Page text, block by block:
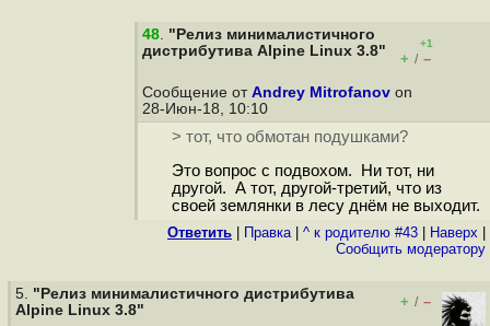
48. "Релиз минималистичного
дистрибутива Alpine Linux 3.8"
+1
+ / –
Сообщение от Andrey Mitrofanov on
28-Июн-18, 10:10
> тот, что обмотан подушками?
Это вопрос с подвохом. Ни тот, ни
другой. А тот, другой-третий, что из
своей землянки в лесу днём не выходит.
Ответить Правка| ^ к родителю #43 Наверх
Cообщить модератору
5. "Релиз минималистичного дистрибутива
Alpine Linux 3.8"
+ / –